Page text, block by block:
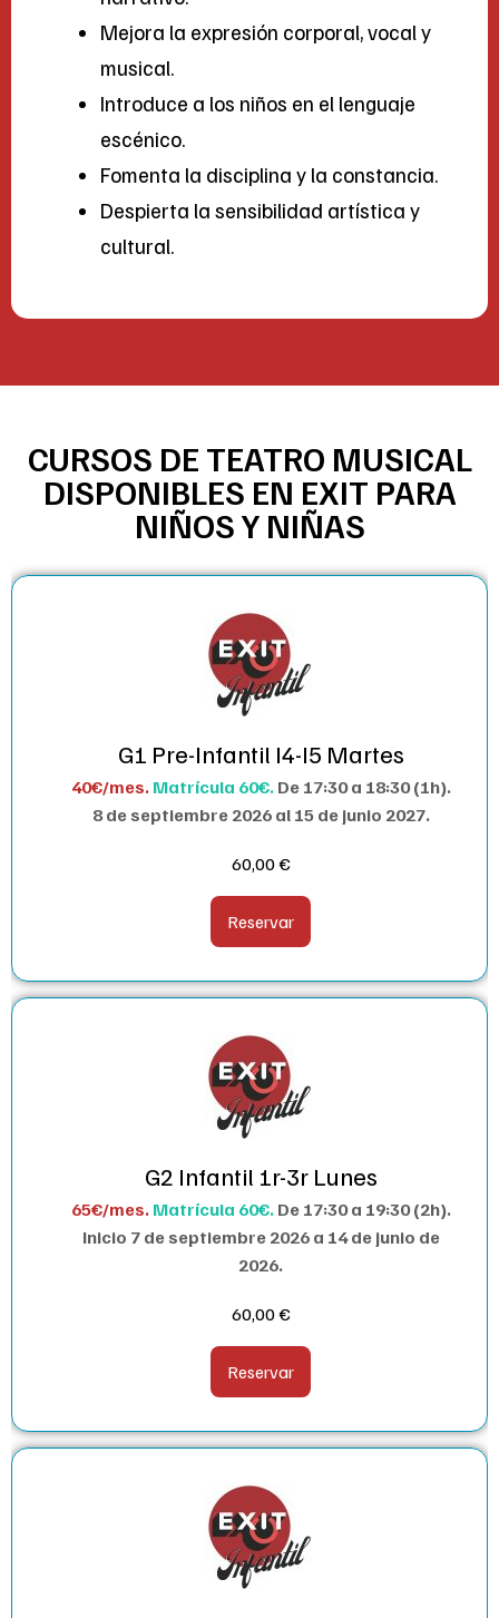
Mejora la expresión corporal, vocal y
musical.
Introduce a los niños en el lenguaje
escénico.
Fomenta la disciplina y la constancia.
Despierta la sensibilidad artística y
cultural.
CURSOS DE TEATRO MUSICAL
DISPONIBLES EN EXIT PARA
NIÑOS Y NIÑAS
G1 Pre-Infantil I4-I5 Martes
40€/mes. Matrícula 60€. De 17:30 a 18:30 (1h).
8 de septiembre 2026 al 15 de junio 2027.
60,00€
Reservar
G2 Infantil 1r-3r Lunes
65€/mes. Matrícula 60€. De 17:30 a 19:30 (2h).
Inicio 7 de septiembre 2026 a 14 de junio de
2026.
60,00€
Reservar